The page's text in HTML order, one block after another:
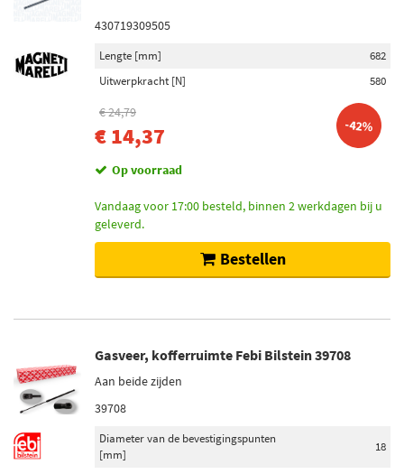
430719309505
Lengte [mm]
682
Uitwerpkracht [N]
580
€ 24,79
€ 14,37 -42%
Op voorraad
Vandaag voor 17:00 besteld, binnen 2 werkdagen bij u
geleverd.
Bestellen
Gasveer, kofferruimte Febi Bilstein 39708
Aan beide zijden
39708
Diameter van de bevestigingspunten
[mm]
18